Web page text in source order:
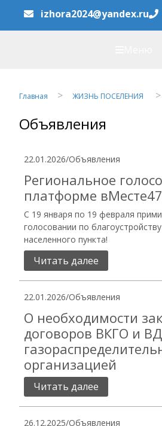
izhora2024@yandex.ru
Главная ЖИЗНЬ ПОСЕЛЕНИЯ
Объявления
22.01.2026/Объявления
Региональное
платформе
С 19 января по 19 февраля
голосовании по
населенного пункта!
Читать далее
22.01.2026/Объявления
О необходимости
договоров ВКГО и
организацией
Читать далее
26.12.2025/Объявления